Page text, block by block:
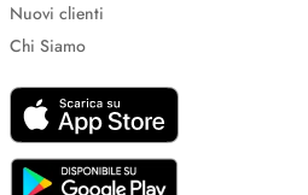
Nuovi clienti
Chi Siamo